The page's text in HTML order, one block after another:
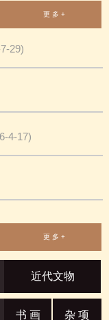
更 多 +
29)
4-17)
更 多 +
近代文物
书 画 杂 项